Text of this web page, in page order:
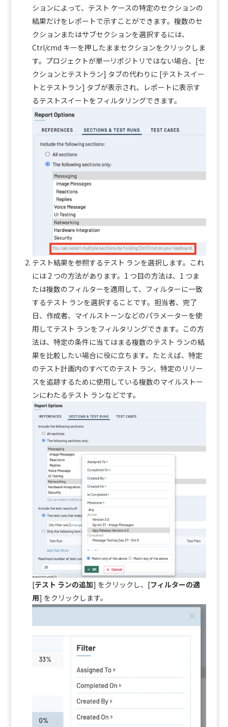
ションによって、テスト ケースの特定のセクションの
結果だけをレポートで示すことができます。複数のセ
クションまたはサブセクションを選択するには、
Ctrl/cmd キーを押したままセクションをクリックしま
す。 プロジェクトが単一リポジトリではない場合、[セ
クションとテストラン] タブの代わりに [テストスイー
トとテストラン] タブが表示され、レポートに表示す
るテストスイートをフィルタリングできます。
テスト結果を参照するテスト ランを選択します。これ
には 2 つの方法があります。1 つ目の方法は、1 つま
たは複数のフィルターを適用して、フィルターに一致
するテスト ランを選択することです。担当者、完了
日、作成者、マイルストーンなどのパラメーターを使
用してテスト ランをフィルタリングできます。この方
法は、特定の条件に当てはまる複数のテスト ランの結
果を比較したい場合に役に立ちます。たとえば、特定
のテスト計画内のすべてのテスト ラン、特定のリリー
スを追跡するために使用している複数のマイルストー
ンにわたるテスト ランなどです。
[テスト ランの追加] をクリックし、 [フィルターの適
用] をクリックします。